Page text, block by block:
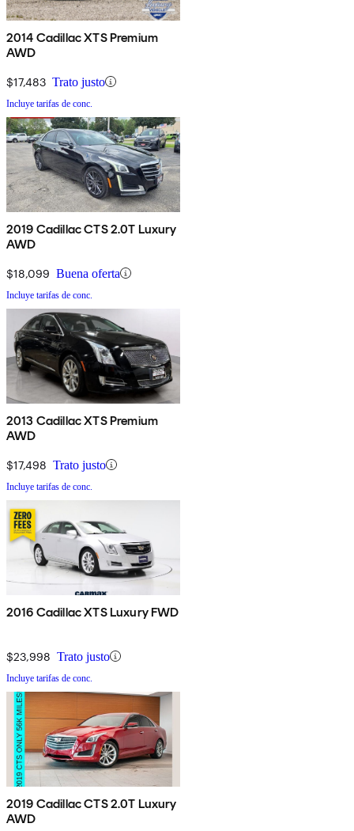
2014 Cadillac XTS Premium
AWD
$17,483 Trato justo
Incluye tarifas de conc.
2019 Cadillac CTS 2.0T Luxury
AWD
$18,099 Buena oferta
Incluye tarifas de conc.
2013 Cadillac XTS Premium
AWD
$17,498 Trato justo
Incluye tarifas de conc.
2016 Cadillac XTS Luxury FWD
$23,998 Trato justo
Incluye tarifas de conc.
2019 Cadillac CTS 2.0T Luxury
AWD